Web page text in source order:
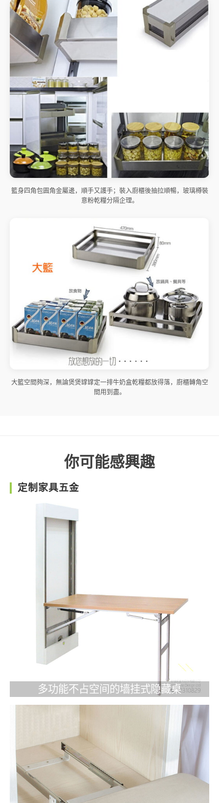
籃身四角包圓角金屬邊，順手又護手；裝入廚櫃後抽拉順暢，玻璃樽裝
意粉乾糧分隔企理。
大籃空間夠深，無論煲煲罉罉定一排牛奶盒乾糧都放得落，廚櫃轉角空
間用到盡。
你可能感興趣
定制家具五金
多功能不占空间的墙挂式隐藏桌